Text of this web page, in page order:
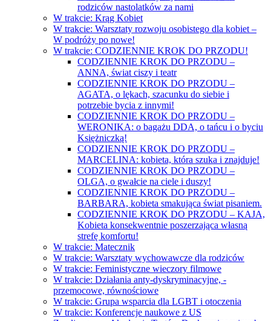
rodziców nastolatków za nami
W trakcie: Krąg Kobiet
W trakcie: Warsztaty rozwoju osobistego dla kobiet –
W podróży po nowe!
W trakcie: CODZIENNIE KROK DO PRZODU!
CODZIENNIE KROK DO PRZODU –
ANNA, świat ciszy i teatr
CODZIENNIE KROK DO PRZODU –
AGATA, o lękach, szacunku do siebie i
potrzebie bycia z innymi!
CODZIENNIE KROK DO PRZODU –
WERONIKA: o bagażu DDA, o tańcu i o byciu
Księżniczką!
CODZIENNIE KROK DO PRZODU –
MARCELINA: kobieta, która szuka i znajduje!
CODZIENNIE KROK DO PRZODU –
OLGA, o gwałcie na ciele i duszy!
CODZIENNIE KROK DO PRZODU –
BARBARA, kobieta smakująca świat pisaniem.
CODZIENNIE KROK DO PRZODU – KAJA,
Kobieta konsekwentnie poszerzająca własną
strefę komfortu!
W trakcie: Matecznik
W trakcie: Warsztaty wychowawcze dla rodziców
W trakcie: Feministyczne wieczory filmowe
W trakcie: Działania anty-dyskryminacyjne, -
przemocowe, równościowe
W trakcie: Grupa wsparcia dla LGBT i otoczenia
W trakcie: Konferencje naukowe z US